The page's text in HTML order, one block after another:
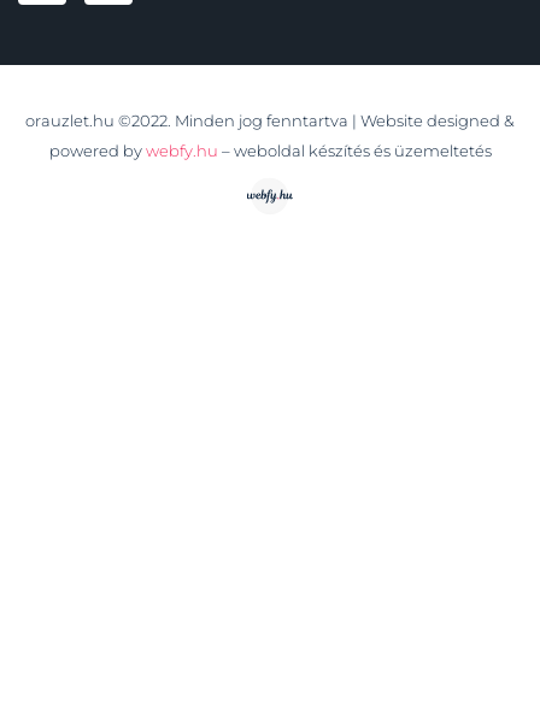
orauzlet.hu ©2022. Minden jog fenntartva | Website designed &
powered by webfy.hu – weboldal készítés és üzemeltetés